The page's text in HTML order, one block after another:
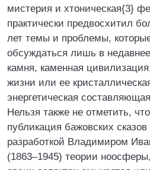
мистерия и хтоническая{3}
практически предвосхитил
лет темы и проблемы,
обсуждаться лишь в
камня, каменная
жизни или ее
энергетическая
Нельзя также не отметить,
публикация бажовских
разработкой Владимиром
(1863–1945) теории